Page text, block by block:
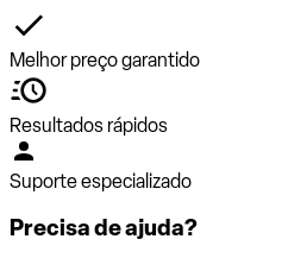
Melhor preço garantido
Resultados rápidos
Suporte especializado
Precisa de ajuda?